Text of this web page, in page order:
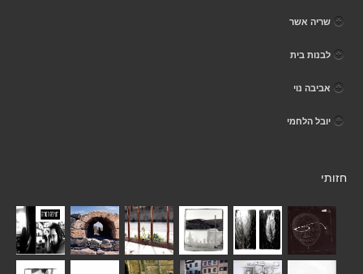
שריה אשר
לבנות בית
אביבה נוי
יובל הלחמי
חזותי